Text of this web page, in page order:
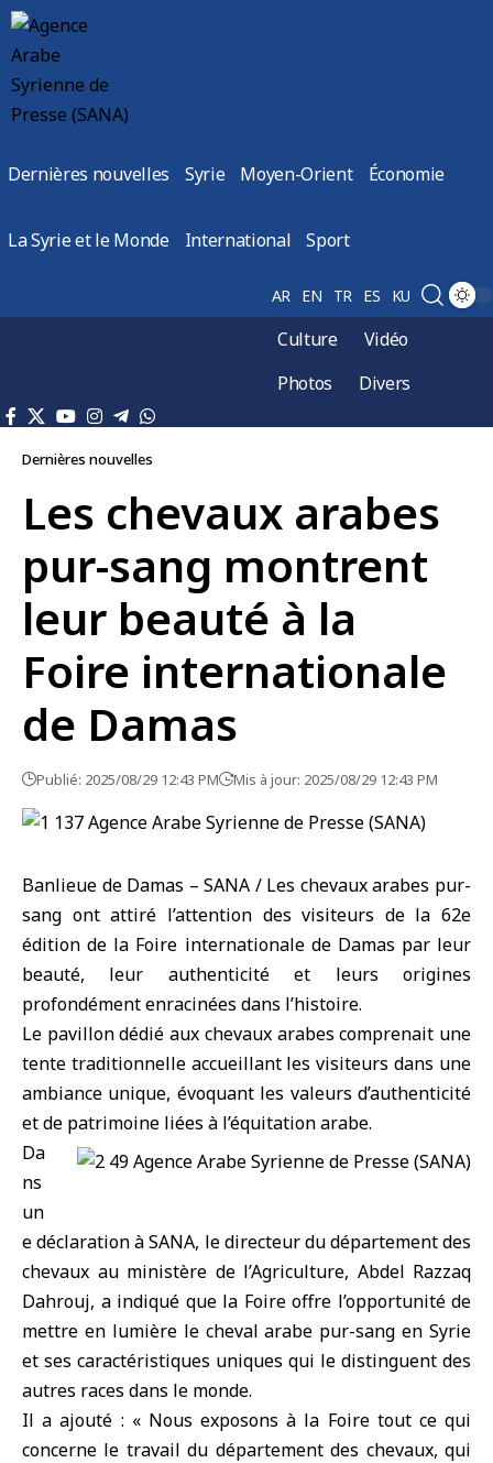
Dernières nouvelles Syrie Moyen-Orient Économie
La Syrie et le Monde International Sport
AR EN TR ES KU
Culture
Vidéo
Photos
Divers
Dernières nouvelles
Les chevaux arabes
pur-sang montrent
leur beauté à la
Foire internationale
de Damas
Publié: 2025/08/29 12:43 PM Mis à jour: 2025/08/29 12:43 PM
Banlieue de Damas – SANA / Les chevaux arabes pur-
sang ont attiré l’attention des visiteurs de la 62e
édition de la Foire internationale de Damas par leur
beauté, leur authenticité et leurs origines
profondément enracinées dans l’histoire.
Le pavillon dédié aux chevaux arabes comprenait une
tente traditionnelle accueillant les visiteurs dans une
ambiance unique, évoquant les valeurs d’authenticité
et de patrimoine liées à l’équitation arabe.
Da
ns
un
e déclaration à SANA, le directeur du département des
chevaux au ministère de l’Agriculture, Abdel Razzaq
Dahrouj, a indiqué que la Foire offre l’opportunité de
mettre en lumière le cheval arabe pur-sang en Syrie
et ses caractéristiques uniques qui le distinguent des
autres races dans le monde.
Il a ajouté : « Nous exposons à la Foire tout ce qui
concerne le travail du département des chevaux, qui